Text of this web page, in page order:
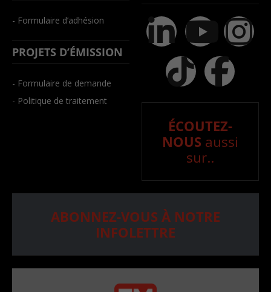
- Formulaire d’adhésion
PROJETS D’ÉMISSION
- Formulaire de demande
- Politique de traitement
ÉCOUTEZ-
NOUS aussi
sur..
ABONNEZ-VOUS À NOTRE
INFOLETTRE